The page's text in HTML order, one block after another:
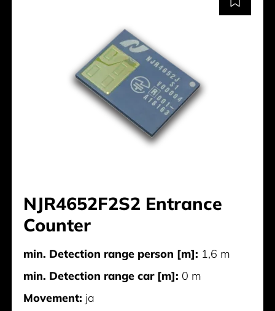
NJR4652F2S2 Entrance
Counter
min. Detection range person [m]: 1,6 m
min. Detection range car [m]: 0 m
Movement: ja